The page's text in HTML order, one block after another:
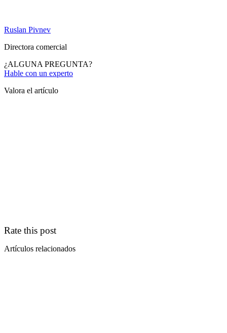
Ruslan Pivnev
Directora comercial
¿ALGUNA PREGUNTA?
Hable con un experto
Valora el artículo
Rate this post
Artículos relacionados